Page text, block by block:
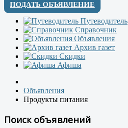
ПОДАТЬ ОБЪЯВЛЕНИЕ
Путеводитель
Справочник
Объявления
Архив газет
Скидки
Афиша
Объявления
Продукты питания
Поиск объявлений